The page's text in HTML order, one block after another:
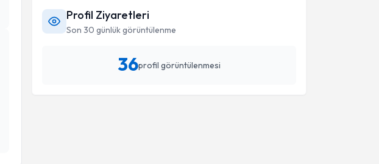
Profil Ziyaretleri
Son 30 günlük görüntülenme
36profil görüntülenmesi